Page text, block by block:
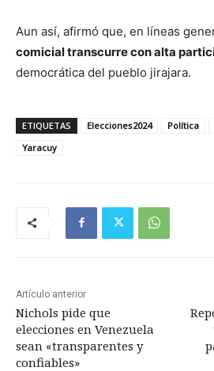
Aun así, afirmó que, en líneas
comicial transcurre con alta
democrática del pueblo jirajara.
ETIQUETAS Elecciones2024 Política
Yaracuy
Artículo anterior
Nichols pide que
elecciones en Venezuela
sean «transparentes y
confiables»